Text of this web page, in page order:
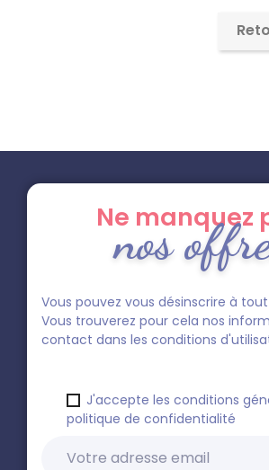
Ne manquez
nos
Vous pouvez vous désinscrire à
Vous trouverez pour cela nos
contact dans les conditions
J'accepte les conditions
politique de confidentialité